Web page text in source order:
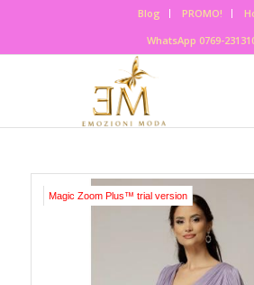
Blog PROMO!
WhatsApp 0769-
Magic Zoom Plus™ trial version